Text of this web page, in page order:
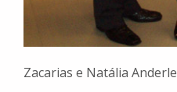
Zacarias e Natália Anderle